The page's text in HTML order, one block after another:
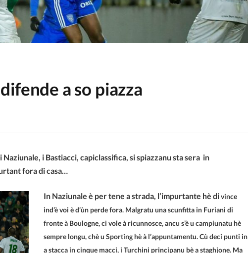
a so piazza
Naziunale, i Bastiacci, capiclassifica, si spiazzanu sta sera in
fora di casa…
In Naziunale è per tene a strada, l’impurtante hè divince
ind’è voi è d’ùn perde fora. Malgratu una scunfitta in Furiani di
fronte à Boulogne, ci vole à ricunnosce, ancu s’è u campiunatu hè
sempre longu, chè u Sporting hè à l’appuntamentu. Cù deci punti in
a stacca in cinque macci, i Turchini principanu bè a staghjone. Ma